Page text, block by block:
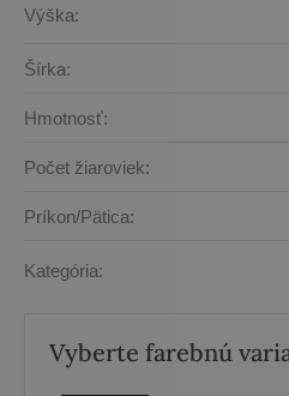
Výška:
Šírka:
Hmotnosť:
Počet žiaroviek:
Príkon/Pätica:
Kategória:
Vyberte farebnú